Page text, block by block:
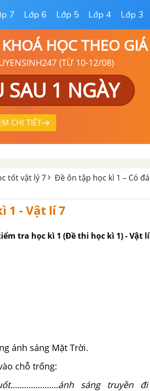
7 Lớp 6 Lớp 5 Lớp 4 Lớp 3
HỌC THEO GIÁ
(TỪ 10-12/08)
SAU 1 NGÀY
CHI TIẾT
tốt vật lý 7
Đề ôn tập học kì 1 – Có
1 - Vật lí 7
tra học kì 1 (Đề thi học kì 1) - Vật
ánh sáng Mặt Trời.
chỗ trống:
sáng truyền